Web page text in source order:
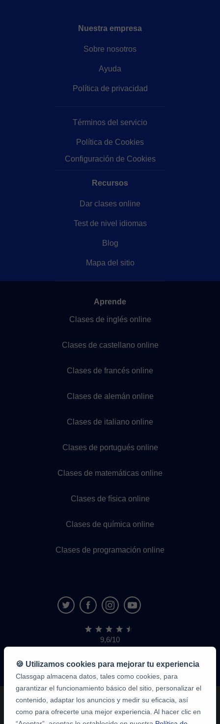
Nuestra empresa
Sobre nosotros
Ayuda
Política de privacidad
Términos del servicio
Política de Cookies
Configuración de Cookies
Recursos
Dar clases online
Test de nivel idiomas
Blog
Mapa del sitio
Aprende
Clases de inglés online
Clases de castellano online
Clases de francés online
Clases de alemán online
Clases de italiano online
Clases de portugués online
Clases de matemáticas online
Clases de física online
Clases de química online
Clases de programación online
9,6/10
1.339.284
de
alumnos
🍪 Utilizamos cookies para mejorar tu experiencia
Classgap almacena datos, tales como cookies, para
garantizar el funcionamiento básico del sitio, personalizar el
contenido, adaptar los anuncios y medir su eficacia, así
como para ofrecerte una mejor experiencia. Al hacer clic en